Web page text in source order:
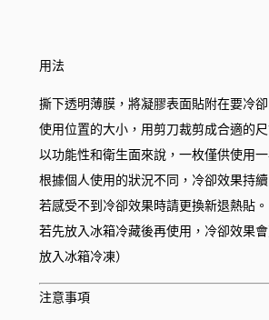
用法
撕下透明薄膜，將凝膠表面貼附在要冷
使用位置的大小，用剪刀裁剪成合適的尺
以功能性和衛生面來說，一枚僅供使用一
根據個人使用的狀況不同，冷卻效果持
若感受不到冷卻效果時請更換新退熱貼。
若先放入冰箱冷藏後再使用，冷卻效果
放入冰箱冷凍）
注意事項